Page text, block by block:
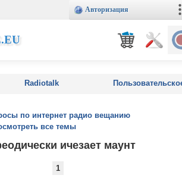
Авторизация
Radiotalk
по интернет радио вещанию
все темы
ичезает маунт
1